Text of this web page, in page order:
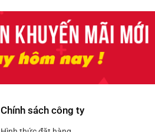
Chính sách công ty